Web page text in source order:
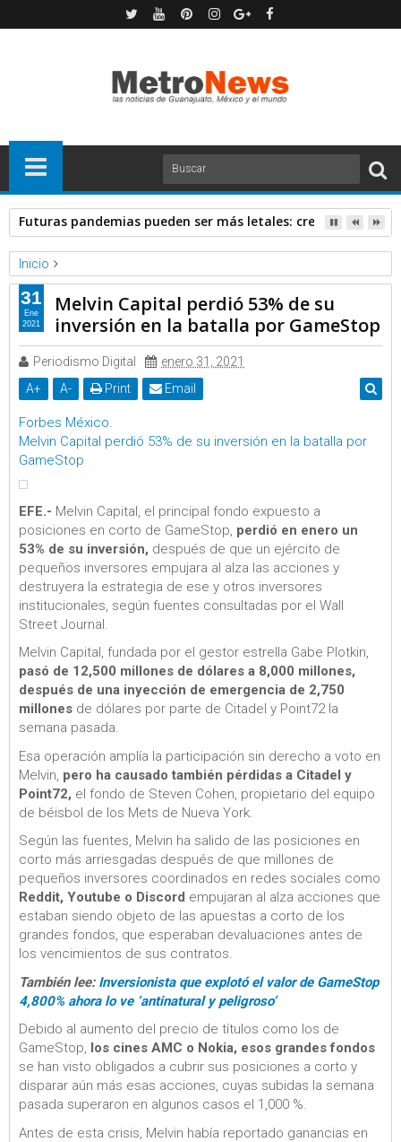
Futuras pandemias pueden ser más letales: creadora de
Inicio
Forbes
Noticias
Melvin Capital perdió 53% de su inversión en la batalla por
GameStop
Melvin Capital perdió 53% de su
inversión en la batalla por GameStop
Periodismo Digital
enero 31, 2021
A+ A- Print Email
Forbes México.
Melvin Capital perdió 53% de su inversión en la batalla por
GameStop
EFE.- Melvin Capital, el principal fondo expuesto a
posiciones en corto de GameStop, perdió en enero un
53% de su inversión, después de que un ejército de
pequeños inversores empujara al alza las acciones y
destruyera la estrategia de ese y otros inversores
institucionales, según fuentes consultadas por el Wall
Street Journal.
Melvin Capital, fundada por el gestor estrella Gabe Plotkin,
pasó de 12,500 millones de dólares a 8,000 millones,
después de una inyección de emergencia de 2,750
millones de dólares por parte de Citadel y Point72 la
semana pasada.
Esa operación amplía la participación sin derecho a voto en
Melvin, pero ha causado también pérdidas a Citadel y
Point72, el fondo de Steven Cohen, propietario del equipo
de béisbol de los Mets de Nueva York.
Según las fuentes, Melvin ha salido de las posiciones en
corto más arriesgadas después de que millones de
pequeños inversores coordinados en redes sociales como
Reddit, Youtube o Discord empujaran al alza acciones que
estaban siendo objeto de las apuestas a corto de los
grandes fondos, que esperaban devaluaciones antes de
los vencimientos de sus contratos.
También lee: Inversionista que explotó el valor de GameStop
4,800% ahora lo ve ‘antinatural y peligroso’
Debido al aumento del precio de títulos como los de
GameStop, los cines AMC o Nokia, esos grandes fondos
se han visto obligados a cubrir sus posiciones a corto y
disparar aún más esas acciones, cuyas subidas la semana
pasada superaron en algunos casos el 1,000 %.
Antes de esta crisis, Melvin había reportado ganancias en
31
Ene
2021